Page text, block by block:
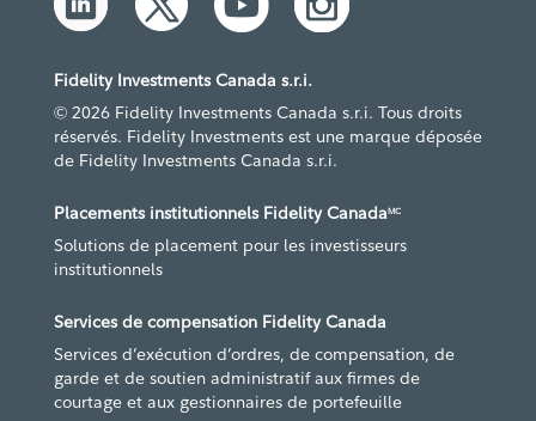
Fidelity Investments Canada s.r.i.
© 2026 Fidelity Investments Canada s.r.i. Tous droits
réservés. Fidelity Investments est une marque déposée
de Fidelity Investments Canada s.r.i.
Placements institutionnels Fidelity CanadaMC
Solutions de placement pour les investisseurs
institutionnels
Services de compensation Fidelity Canada
Services d’exécution d’ordres, de compensation, de
garde et de soutien administratif aux firmes de
courtage et aux gestionnaires de portefeuille